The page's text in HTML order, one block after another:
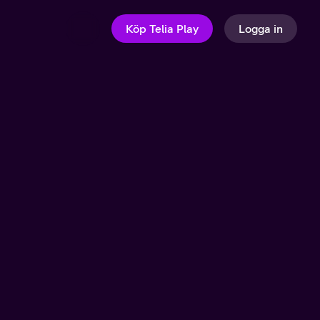
Köp Telia Play Logga in